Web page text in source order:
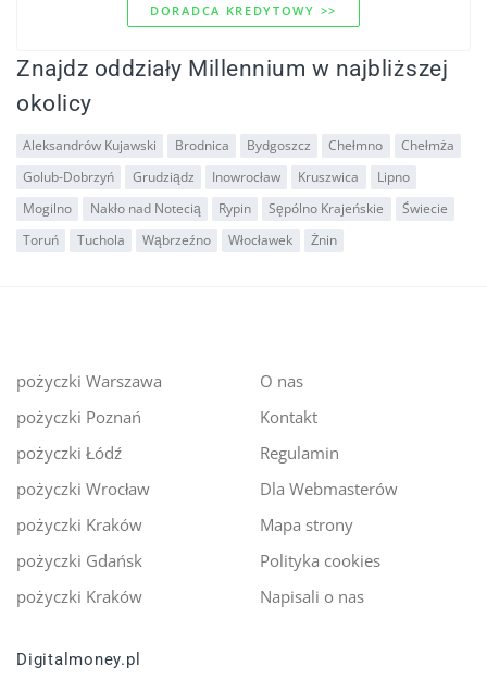
DORADCA KREDYTOWY >>
Znajdz oddziały Millennium w najbliższej
okolicy
Aleksandrów Kujawski Brodnica Bydgoszcz Chełmno
Chełmża
Golub-Dobrzyń
Grudziądz Inowrocław Kruszwica
Lipno
Mogilno
Nakło nad Notecią Rypin Sępólno Krajeńskie
Świecie
Toruń
Tuchola Wąbrzeźno Włocławek Żnin
pożyczki Warszawa
pożyczki Poznań
pożyczki Łódź
pożyczki Wrocław
pożyczki Kraków
pożyczki Gdańsk
pożyczki Kraków
O nas
Kontakt
Regulamin
Dla Webmasterów
Mapa strony
Polityka cookies
Napisali o nas
Digitalmoney.pl